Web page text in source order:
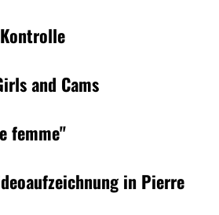
and Cams
femme"
in Pierre